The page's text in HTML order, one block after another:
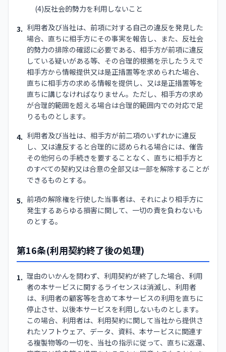
(4)反社会的勢力を利用しないこと
3. 利用者及び当社は、前項に対する自己の違反を発見した
場合、直ちに相手方にその事実を報告し、また、反社会
的勢力の排除の確認に必要である、相手方が前項に違反
している疑いがある等、その合理的根拠を示したうえで
相手方から情報提供又は是正措置等を求められた場合、
直ちに相手方の求める情報を提供し、又は是正措置等を
直ちに講じなければなりません。ただし、相手方の求め
が合理的範囲を超える場合は合理的範囲内での対応で足
りるものとします。
4. 利用者及び当社は、相手方が前二項のいずれかに違反
し、又は違反すると合理的に認められる場合には、催告
その他何らの手続きを要することなく、直ちに相手方と
のすべての契約又は合意の全部又は一部を解除することが
できるものとする。
5. 前項の解除権を行使した当事者は、それにより相手方に
発生するあらゆる損害に関して、一切の責を負わないも
のとする。
第16条(利用契約終了後の処理)
1. 理由のいかんを問わず、利用契約が終了した場合、利用
者の本サービスに関するライセンスは消滅し、利用者
は、利用者の顧客等を含めて本サービスの利用を直ちに
停止させ、以後本サービスを利用しないものとします。
この場合、利用者は、利用契約に関して当社から提供さ
れたソフトウェア、データ、資料、本サービスに関連す
る複製物等の一切を、当社の指示に従って、直ちに返還、